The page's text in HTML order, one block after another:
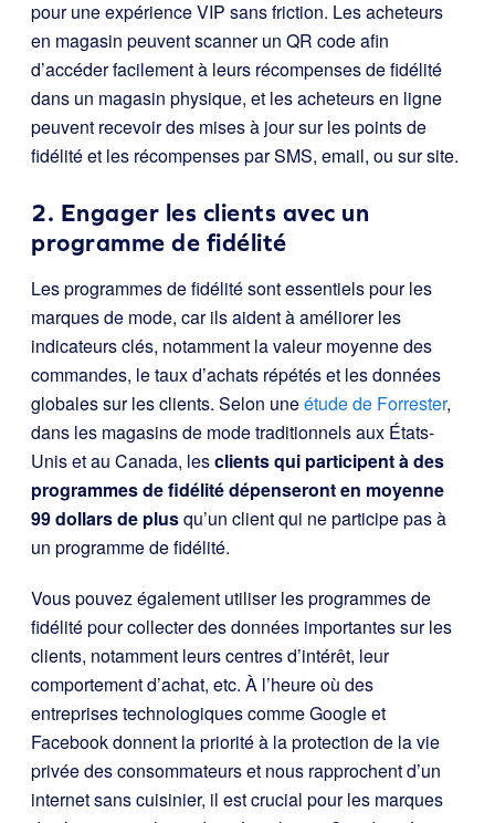
pour une expérience VIP sans friction. Les acheteurs
en magasin peuvent scanner un QR code afin
d’accéder facilement à leurs récompenses de fidélité
dans un magasin physique, et les acheteurs en ligne
peuvent recevoir des mises à jour sur les points de
fidélité et les récompenses par SMS, email, ou sur site.
2. Engager les clients avec un
programme de fidélité
Les programmes de fidélité sont essentiels pour les
marques de mode, car ils aident à améliorer les
indicateurs clés, notamment la valeur moyenne des
commandes, le taux d’achats répétés et les données
globales sur les clients. Selon uneétude de Forrester,
dans les magasins de mode traditionnels aux États-
Unis et au Canada, lesclients qui participent à des
programmes de fidélité dépenseront en moyenne
99 dollars de plusqu’un client qui ne participe pas à
un programme de fidélité.
Vous pouvez également utiliser les programmes de
fidélité pour collecter des données importantes sur les
clients, notamment leurs centres d’intérêt, leur
comportement d’achat, etc. À l’heure où des
entreprises technologiques comme Google et
Facebook donnent la priorité à la protection de la vie
privée des consommateurs et nous rapprochent d’un
internet sans cuisinier, il est crucial pour les marques